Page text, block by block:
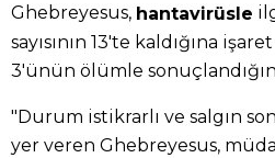
Ghebreyesus, hantavirüsle
sayısının 13'te kaldığına
3'ünün ölümle
"Durum istikrarlı ve salgın
yer veren Ghebreyesus,